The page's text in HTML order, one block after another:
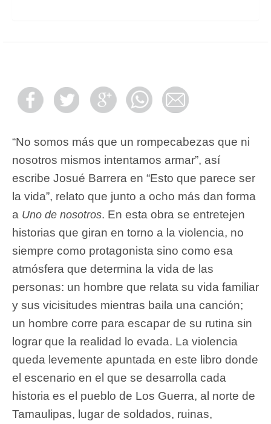
“No somos más que un rompecabezas que ni
nosotros mismos intentamos armar”, así
escribe Josué Barrera en “Esto que parece ser
la vida”, relato que junto a ocho más dan forma
a Uno de nosotros. En esta obra se entretejen
historias que giran en torno a la violencia, no
siempre como protagonista sino como esa
atmósfera que determina la vida de las
personas: un hombre que relata su vida familiar
y sus vicisitudes mientras baila una canción;
un hombre corre para escapar de su rutina sin
lograr que la realidad lo evada. La violencia
queda levemente apuntada en este libro donde
el escenario en el que se desarrolla cada
historia es el pueblo de Los Guerra, al norte de
Tamaulipas, lugar de soldados, ruinas,